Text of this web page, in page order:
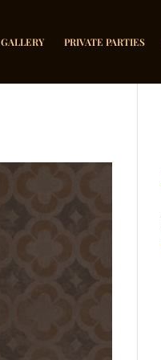
GALLERY PRIVATE PARTIES